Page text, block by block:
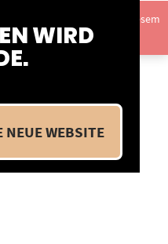
WIRD
NEUE WEBSITE
uns im Betriebsurlaub. In diesem
statt.Ausblenden